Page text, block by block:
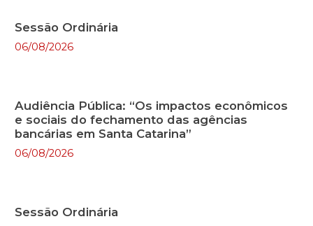
Sessão Ordinária
06/08/2026
Audiência Pública: “Os impactos econômicos
e sociais do fechamento das agências
bancárias em Santa Catarina”
06/08/2026
Sessão Ordinária